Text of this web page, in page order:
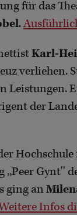
für das
.
Karl-
verliehen.
Leistungen.
der
Gynt''
ging an
Infos